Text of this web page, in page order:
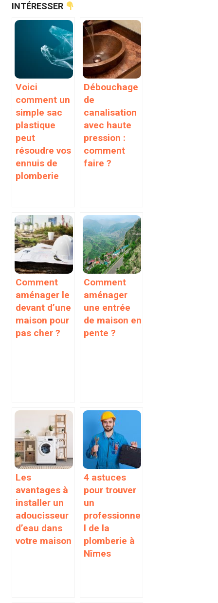
INTÉRESSER
Voici
comment un
simple sac
plastique
peut
résoudre vos
ennuis de
plomberie
Débouchage
de
canalisation
avec haute
pression :
comment
faire ?
Comment
aménager le
devant d’une
maison pour
pas cher ?
Comment
aménager
une entrée
de maison en
pente ?
Les
avantages à
installer un
adoucisseur
d’eau dans
votre maison
4 astuces
pour trouver
un
professionne
l de la
plomberie à
Nîmes